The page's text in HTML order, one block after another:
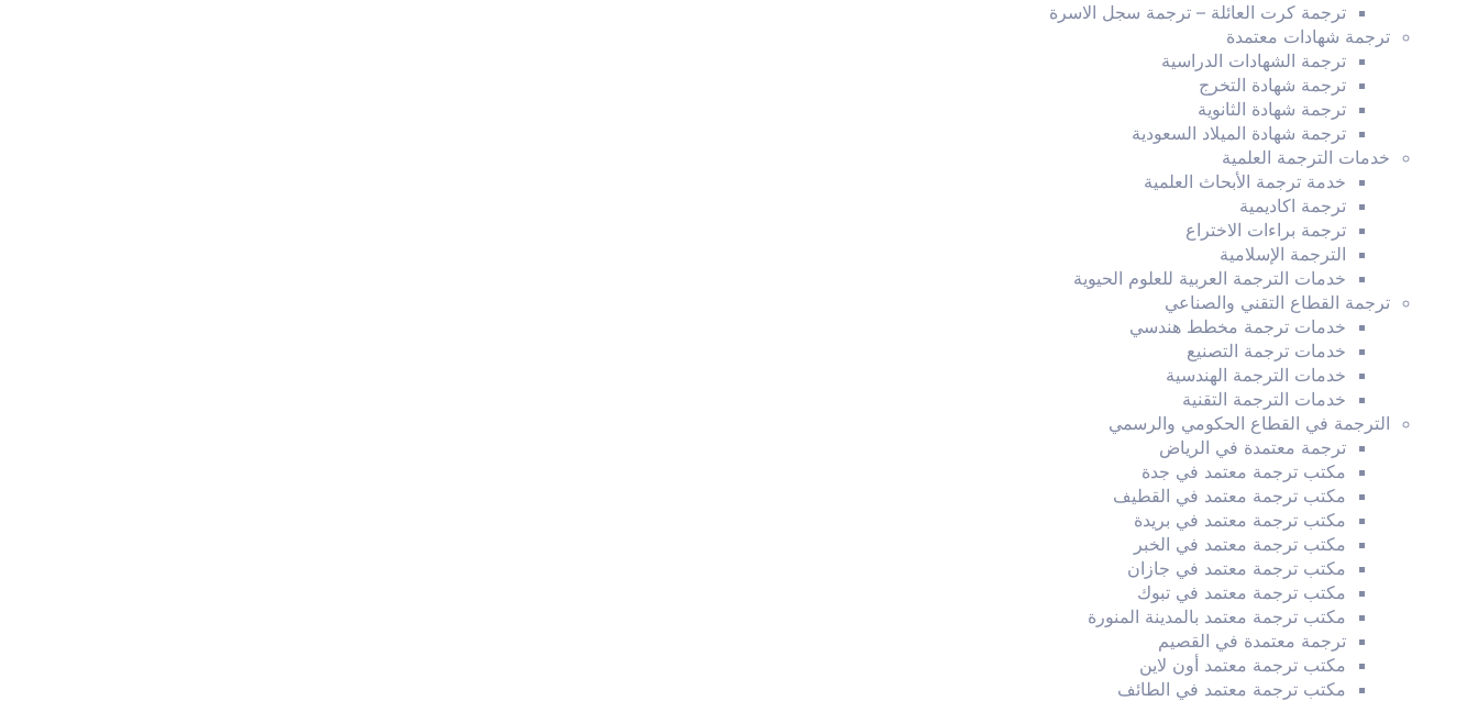
ترجمة كرت العائلة – ترجمة سجل الاسرة
ترجمة شهادات معتمدة
ترجمة الشهادات الدراسية
ترجمة شهادة التخرج
ترجمة شهادة الثانوية
ترجمة شهادة الميلاد السعودية
خدمات الترجمة العلمية
خدمة ترجمة الأبحاث العلمية
ترجمة اكاديمية
ترجمة براءات الاختراع
الترجمة الإسلامية
خدمات الترجمة العربية للعلوم الحيوية
ترجمة القطاع التقني والصناعي
خدمات ترجمة مخطط هندسي
خدمات ترجمة التصنيع
خدمات الترجمة الهندسية
خدمات الترجمة التقنية
الترجمة في القطاع الحكومي والرسمي
ترجمة معتمدة في الرياض
مكتب ترجمة معتمد في جدة
مكتب ترجمة معتمد في القطيف
مكتب ترجمة معتمد في بريدة
مكتب ترجمة معتمد في الخبر
مكتب ترجمة معتمد في جازان
مكتب ترجمة معتمد في تبوك
مكتب ترجمة معتمد بالمدينة المنورة
ترجمة معتمدة في القصيم
مكتب ترجمة معتمد أون لاين
مكتب ترجمة معتمد في الطائف